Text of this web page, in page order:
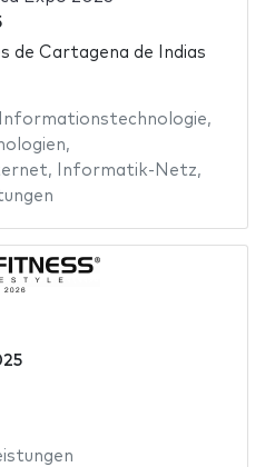
de Cartagena de Indias
Informationstechnologie,
,
, Informatik-Netz,